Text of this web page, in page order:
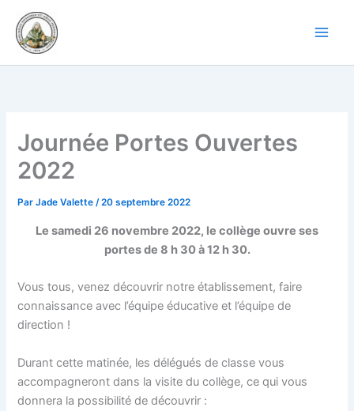
contenu
Journée Portes Ouvertes
2022
ParJade Valette/20 septembre 2022
Le samedi 26 novembre 2022, le collège ouvre ses
portes de 8 h 30à 12 h 30.
Vous tous, venez découvrir notre établissement, faire
connaissance avec l’équipe éducative et l’équipe de
direction !
Durant cette matinée, les délégués de classe vous
accompagneront dans la visite du collège, ce qui vous
donnera la possibilité de découvrir :